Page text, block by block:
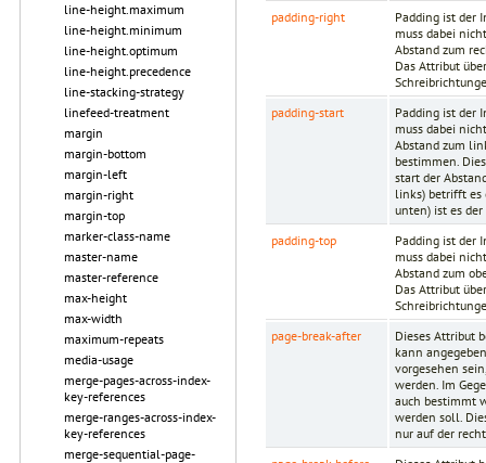
line-height.maximum
line-height.minimum
line-height.optimum
line-height.precedence
line-stacking-strategy
linefeed-treatment
margin
margin-bottom
margin-left
margin-right
margin-top
marker-class-name
master-name
master-reference
max-height
max-width
maximum-repeats
media-usage
merge-pages-across-index-
key-references
merge-ranges-across-index-
key-references
merge-sequential-page-
padding-right
Padding ist der
muss dabei
Abstand zum
Das Attribut
padding-start
Padding ist der
muss dabei
Abstand zum
bestimmen.
start der
links) betrifft es
unten) ist es
padding-top
Padding ist der
muss dabei
Abstand zum
Das Attribut
page-break-after
Dieses Attribut
kann
vorgesehen
werden. Im
auch bestimmt
werden soll.
nur auf der